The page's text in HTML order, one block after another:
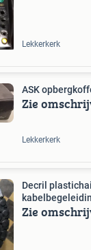
Lekkerkerk
ASK
Zie
Lekkerkerk
Decril
Zie